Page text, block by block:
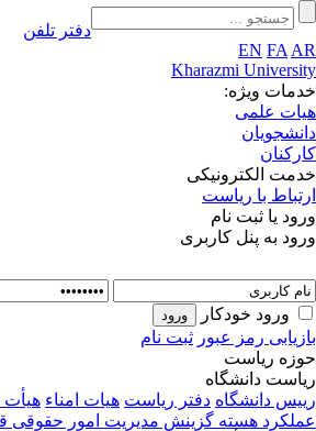
دفتر تلفن
EN FA AR
Kharazmi University
خدمات ویژه:
هیات علمی
دانشجویان
کارکنان
خدمت الکترونیکی
ارتباط با ریاست
ورود یا ثبت نام
ورود به پنل کاربری
ورود خودکار
بازیابی رمز عبور ثبت نام
حوزه ریاست
ریاست دانشگاه
رییس دانشگاه دفتر ریاست هیات امناء هیأت
عملکرد هسته گزینش مدیریت امور حقوقی